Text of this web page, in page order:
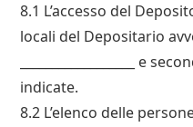
8.1 L’accesso del
locali del Depositario
__________________ e
indicate.
8.2 L’elenco delle